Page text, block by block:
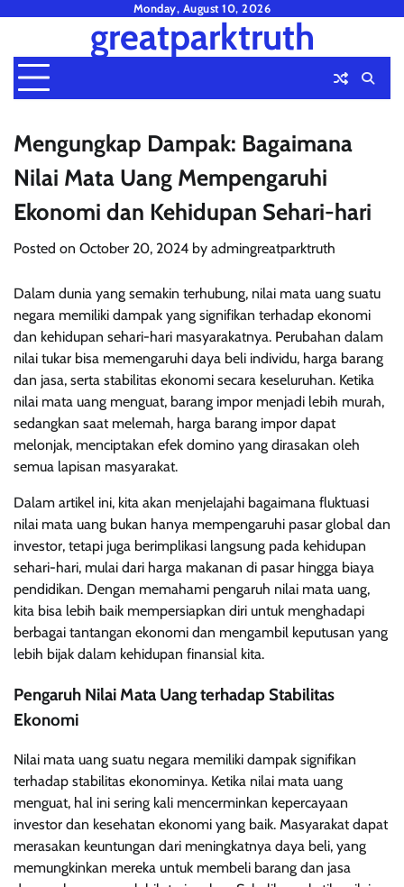
content
Monday, August 10, 2026
greatparktruth
Mengungkap Dampak: Bagaimana
Nilai Mata Uang Mempengaruhi
Ekonomi dan Kehidupan Sehari-hari
Posted on October 20, 2024 by admingreatparktruth
Dalam dunia yang semakin terhubung, nilai mata uang suatu
negara memiliki dampak yang signifikan terhadap ekonomi
dan kehidupan sehari-hari masyarakatnya. Perubahan dalam
nilai tukar bisa memengaruhi daya beli individu, harga barang
dan jasa, serta stabilitas ekonomi secara keseluruhan. Ketika
nilai mata uang menguat, barang impor menjadi lebih murah,
sedangkan saat melemah, harga barang impor dapat
melonjak, menciptakan efek domino yang dirasakan oleh
semua lapisan masyarakat.
Dalam artikel ini, kita akan menjelajahi bagaimana fluktuasi
nilai mata uang bukan hanya mempengaruhi pasar global dan
investor, tetapi juga berimplikasi langsung pada kehidupan
sehari-hari, mulai dari harga makanan di pasar hingga biaya
pendidikan. Dengan memahami pengaruh nilai mata uang,
kita bisa lebih baik mempersiapkan diri untuk menghadapi
berbagai tantangan ekonomi dan mengambil keputusan yang
lebih bijak dalam kehidupan finansial kita.
Pengaruh Nilai Mata Uang terhadap Stabilitas
Ekonomi
Nilai mata uang suatu negara memiliki dampak signifikan
terhadap stabilitas ekonominya. Ketika nilai mata uang
menguat, hal ini sering kali mencerminkan kepercayaan
investor dan kesehatan ekonomi yang baik. Masyarakat dapat
merasakan keuntungan dari meningkatnya daya beli, yang
memungkinkan mereka untuk membeli barang dan jasa